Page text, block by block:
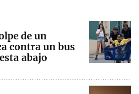
de un
contra un bus
abajo